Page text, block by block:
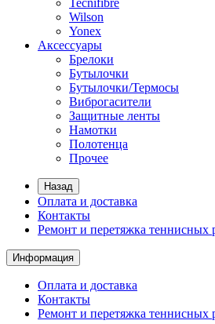
Tecnifibre
Wilson
Yonex
Аксессуары
Брелоки
Бутылочки
Бутылочки/Термосы
Виброгасители
Защитные ленты
Намотки
Полотенца
Прочее
Назад
Оплата и доставка
Контакты
Ремонт и перетяжка теннисных
Информация
Оплата и доставка
Контакты
Ремонт и перетяжка теннисных